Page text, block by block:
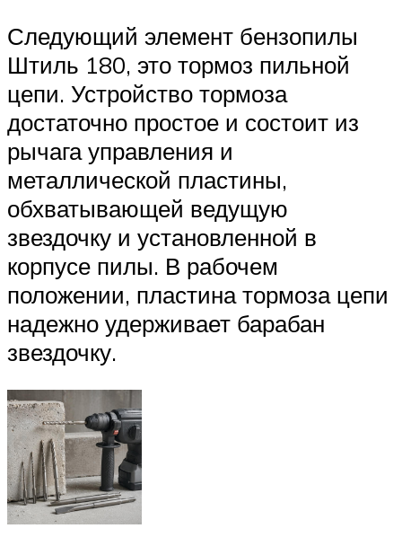
Следующий элемент бензопилы
Штиль 180, это тормоз пильной
цепи. Устройство тормоза
достаточно простое и состоит из
рычага управления и
металлической пластины,
обхватывающей ведущую
звездочку и установленной в
корпусе пилы. В рабочем
положении, пластина тормоза цепи
надежно удерживает барабан
звездочку.